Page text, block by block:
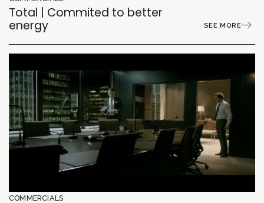
Total | Commited to better
energy
SEE MORE
COMMERCIALS